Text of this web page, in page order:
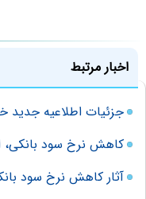
اخبار مرتبط
جزئیات اطلاعیه جدید
کاهش نرخ سود بانکی،
آثار کاهش نرخ سود